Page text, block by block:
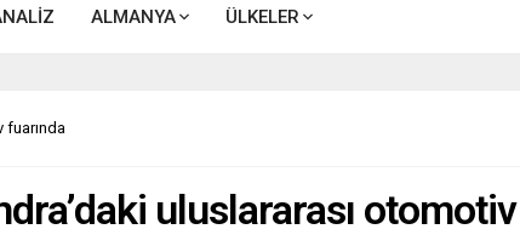
ALMANYA ÜLKELER
fuarında
uluslararası